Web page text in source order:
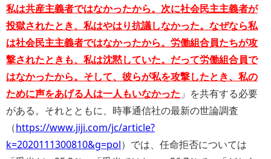
私は共産主義者ではなかったから。次に社会民主主義者が
投獄されたとき、私はやはり抗議しなかった。なぜなら私
は社会民主主義者ではなかったから。労働組合員たちが攻
撃されたときも、私は沈黙していた。だって労働組合員で
はなかったから。そして、彼らが私を攻撃したとき、私の
ために声をあげる人は一人もいなかった 」を共有する必要
がある。それとともに、時事通信社の最新の世論調査
（https://www.jiji.com/jc/article?
k=2020111300810&g=pol）では、任命拒否については